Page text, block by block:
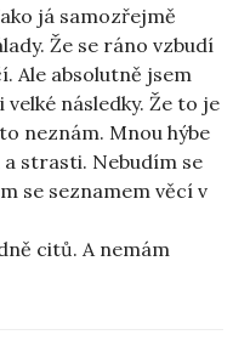
já samozřejmě
Že se ráno vzbudí
Ale absolutně jsem
následky. Že to je
neznám. Mnou hýbe
strasti. Nebudím se
se seznamem věcí v
citů. A nemám